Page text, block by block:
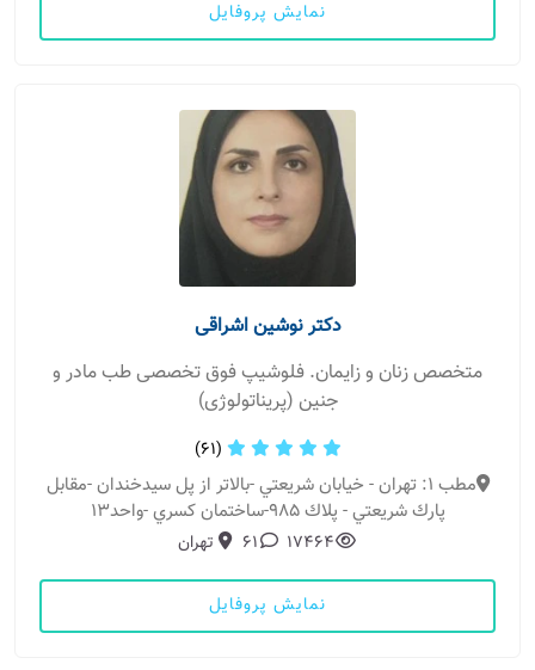
نمایش پروفایل
دکتر نوشین اشراقی
متخصص زنان و زایمان. فلوشیپ فوق تخصصی طب مادر و
جنین (پریناتولوژی)
(61)
مطب 1: تهران - خيابان شريعتي -بالاتر از پل سيدخندان -مقابل
پارك شريعتي - پلاك 985-ساختمان كسري -واحد13
17464
61 تهران
نمایش پروفایل